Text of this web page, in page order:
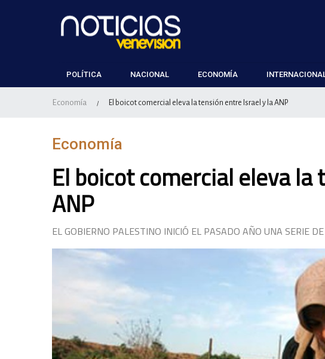
POLÍTICA NACIONAL ECONOMÍA
Economía / El boicot comercial eleva la tensión entre Israel y la ANP
Economía
El boicot comercial eleva
ANP
EL GOBIERNO PALESTINO INICIÓ EL PASADO AÑO UNA SERIE